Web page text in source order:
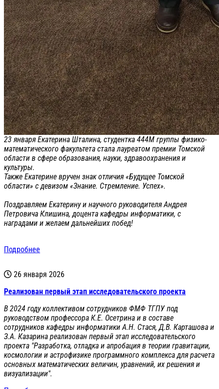
23 января Екатерина Шталина, студентка 444М группы физико-
математического факультета стала лауреатом премии Томской
области в сфере образования, науки, здравоохранения и
культуры.
Также Екатерине вручен знак отличия «Будущее Томской
области» с девизом «Знание. Стремление. Успех».
Поздравляем Екатерину и научного руководителя Андрея
Петровича Клишина, доцента кафедры информатики, с
наградами и желаем дальнейших побед!
Подробнее
26 января 2026
Реализован первый этап исследовательского проекта
В 2024 году коллективом сотрудников ФМФ ТГПУ под
руководством профессора К.Е. Осетрина и в составе
сотрудников кафедры информатики А.Н. Стася, Д.В. Карташова и
З.А. Казарина реализован первый этап исследовательского
проекта "Разработка, отладка и апробация в теории гравитации,
космологии и астрофизике программного комплекса для расчета
основных математических величин, уравнений, их решения и
визуализации".